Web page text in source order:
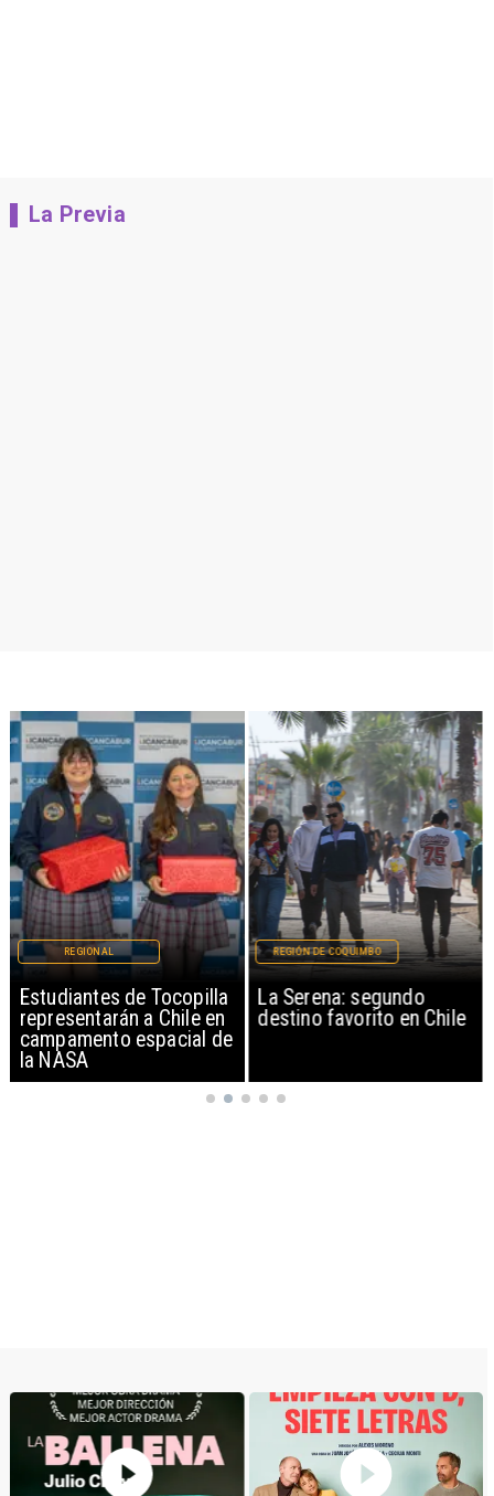
La Previa
Estudiantes de Tocopilla
representarán a Chile en
campamento espacial de
la NASA
REGIONAL
La Serena: segundo
destino favorito en Chile
REGIÓN DE COQUIMBO